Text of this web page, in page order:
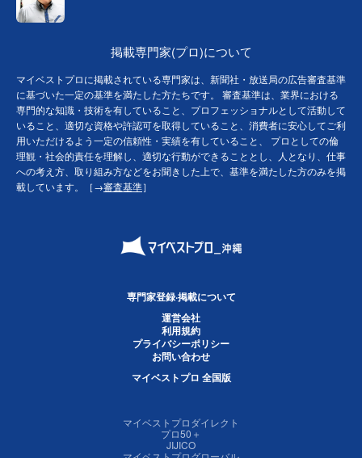
掲載専門家(プロ)について
マイベストプロに掲載されている専門家は、新聞社・放送局の広告審査基準
に基づいた一定の基準を満たした方たちです。 審査基準は、業界における
専門的な知識・技術を有していること、プロフェッショナルとして活動して
いること、適切な資格や許認可を取得していること、消費者に安心してご利
用いただけるよう一定の信頼性・実績を有していること、 プロとしての倫
理観・社会的責任を理解し、適切な行動ができることとし、人となり、仕事
への考え方、取り組み方などをお聞きした上で、基準を満たした方のみを掲
載しています。［→審査基準］
専門家登録·掲載について
運営会社
利用規約
プライバシーポリシー
お問い合わせ
マイベストプロ 全国版
マイベストプロダイレクト
プロ50＋
JIJICO